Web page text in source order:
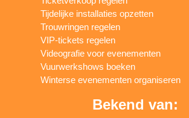
Tijdelijke installaties opzetten
Trouwringen regelen
VIP-tickets regelen
Videografie voor evenementen
Vuurwerkshows boeken
Winterse evenementen organiseren
Bekend van: